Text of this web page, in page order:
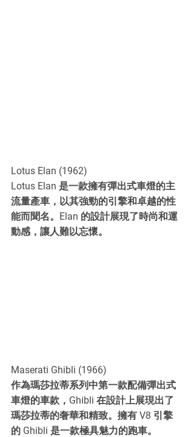
Lotus Elan (1962)
Lotus Elan 是一款擁有彈出式車燈的主
流量產車，以其強勁的引擎和卓越的性
能而聞名。Elan 的設計展現了時尚和運
動感，讓人難以忘懷。
Maserati Ghibli (1966)
作為瑪莎拉蒂系列中第一款配備彈出式
車燈的車款，Ghibli 在設計上展現出了
瑪莎拉蒂的奢華和精致。擁有 V8 引擎
的 Ghibli 是一款極具魅力的跑車。